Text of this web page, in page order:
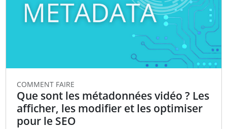
COMMENT FAIRE
Que sont les métadonnées vidéo ? Les
afficher, les modifier et les optimiser
pour le SEO